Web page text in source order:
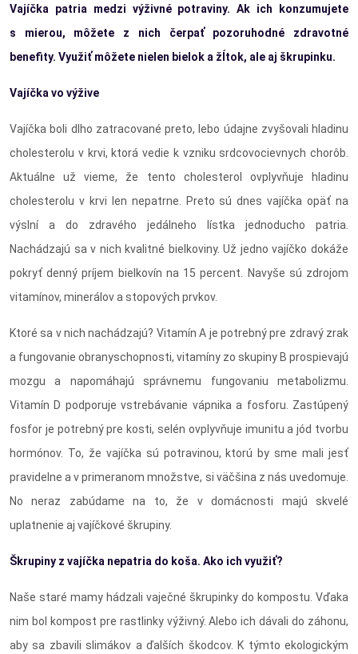
Vajíčka patria medzi výživné potraviny. Ak ich konzumujete
s mierou, môžete z nich čerpať pozoruhodné zdravotné
benefity. Využiť môžete nielen bielok a žĺtok, ale aj škrupinku.
Vajíčka vo výžive
Vajíčka boli dlho zatracované preto, lebo údajne zvyšovali hladinu
cholesterolu v krvi, ktorá vedie k vzniku srdcovocievnych chorôb.
Aktuálne už vieme, že tento cholesterol ovplyvňuje hladinu
cholesterolu v krvi len nepatrne. Preto sú dnes vajíčka opäť na
výslní a do zdravého jedálneho lístka jednoducho patria.
Nachádzajú sa v nich kvalitné bielkoviny. Už jedno vajíčko dokáže
pokryť denný príjem bielkovín na 15 percent. Navyše sú zdrojom
vitamínov, minerálov a stopových prvkov.
Ktoré sa v nich nachádzajú? Vitamín A je potrebný pre zdravý zrak
a fungovanie obranyschopnosti, vitamíny zo skupiny B prospievajú
mozgu a napomáhajú správnemu fungovaniu metabolizmu.
Vitamín D podporuje vstrebávanie vápnika a fosforu. Zastúpený
fosfor je potrebný pre kosti, selén ovplyvňuje imunitu a jód tvorbu
hormónov. To, že vajíčka sú potravinou, ktorú by sme mali jesť
pravidelne a v primeranom množstve, si väčšina z nás uvedomuje.
No neraz zabúdame na to, že v domácnosti majú skvelé
uplatnenie aj vajíčkové škrupiny.
Škrupiny z vajíčka nepatria do koša. Ako ich využiť?
Naše staré mamy hádzali vaječné škrupinky do kompostu. Vďaka
nim bol kompost pre rastlinky výživný. Alebo ich dávali do záhonu,
aby sa zbavili slimákov a ďalších škodcov. K týmto ekologickým